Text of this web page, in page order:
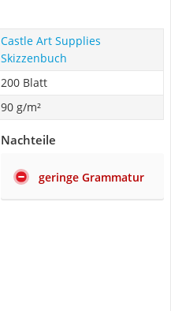
Castle Art Supplies
Skizzenbuch
200 Blatt
90 g/m²
Nachteile
geringe Grammatur